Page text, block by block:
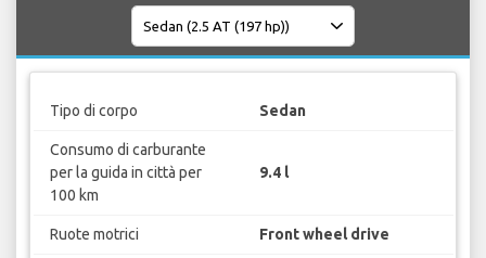
Tipo di corpo Sedan
Consumo di carburante
per la guida in città per
100 km
9.4 l
Ruote motrici Front wheel drive